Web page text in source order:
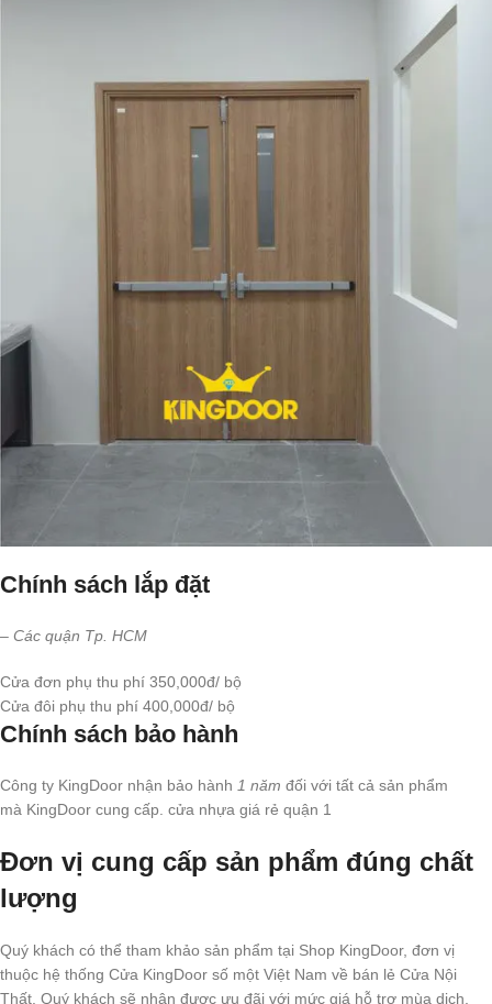
Chính sách lắp đặt
– Các quận Tp. HCM
Cửa đơn phụ thu phí 350,000đ/ bộ
Cửa đôi phụ thu phí 400,000đ/ bộ
Chính sách bảo hành
Công ty KingDoor nhận bảo hành 1 năm đối với tất cả sản phẩm
mà KingDoor cung cấp. cửa nhựa giá rẻ quận 1
Đơn vị cung cấp sản phẩm đúng chất
lượng
Quý khách có thể tham khảo sản phẩm tại Shop KingDoor, đơn vị
thuộc hệ thống Cửa KingDoor số một Việt Nam về bán lẻ Cửa Nội
Thất. Quý khách sẽ nhận được ưu đãi với mức giá hỗ trợ mùa dịch,